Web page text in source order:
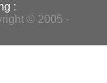
:
© 2005 -